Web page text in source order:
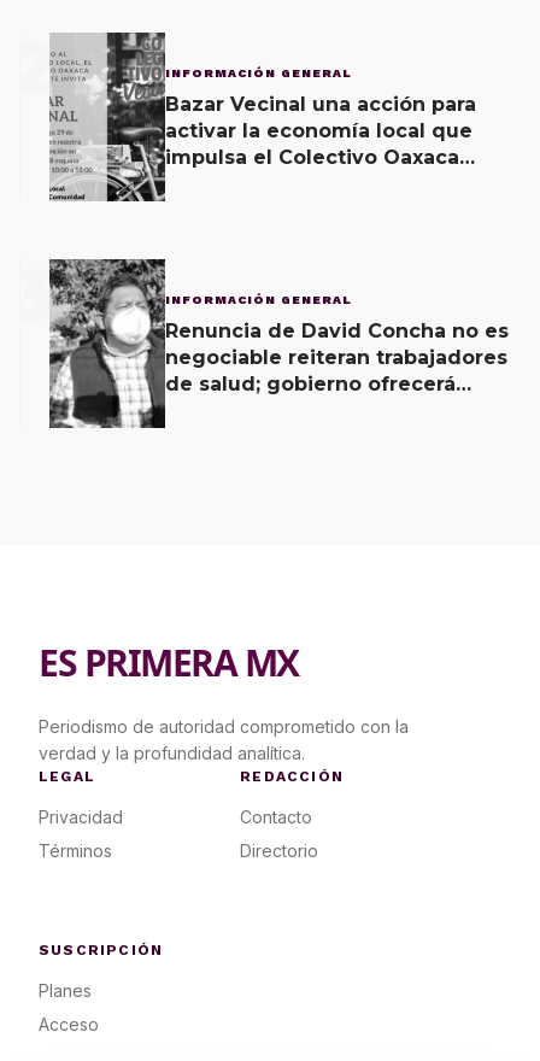
2 INFORMACIÓN GENERAL
Bazar Vecinal una acción para
activar la economía local que
impulsa el Colectivo Oaxaca
3 INFORMACIÓN GENERAL
Renuncia de David Concha no es
negociable reiteran trabajadores
de salud; gobierno ofrecerá
ES PRIMERA MX
Periodismo de autoridad comprometido con la
verdad y la profundidad analítica.
LEGAL
Privacidad
Términos
REDACCIÓN
Contacto
Directorio
SUSCRIPCIÓN
Planes
Acceso